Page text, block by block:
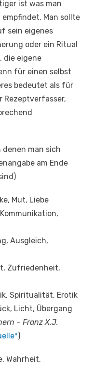
ist was man
Man sollte
sein eigenes
oder ein Ritual
die eigene
für einen selbst
bedeutet als für
Rezeptverfasser,
denen man sich
am Ende
Mut, Liebe
Ausgleich,
Zufriedenheit,
Spiritualität, Erotik
Licht, Übergang
– Franz X.J.
)
Wahrheit,